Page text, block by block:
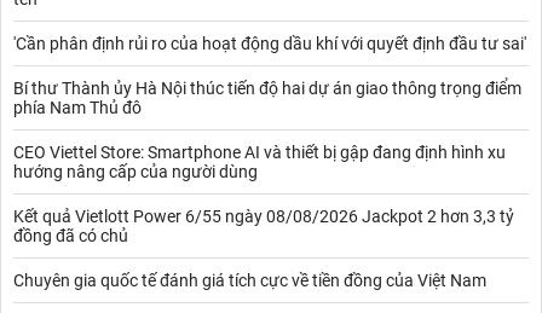
'Cần phân định rủi ro của hoạt động dầu khí với quyết định đầu tư sai'
Bí thư Thành ủy Hà Nội thúc tiến độ hai dự án giao thông trọng điểm
phía Nam Thủ đô
CEO Viettel Store: Smartphone AI và thiết bị gập đang định hình xu
hướng nâng cấp của người dùng
Kết quả Vietlott Power 6/55 ngày 08/08/2026 Jackpot 2 hơn 3,3 tỷ
đồng đã có chủ
Chuyên gia quốc tế đánh giá tích cực về tiền đồng của Việt Nam